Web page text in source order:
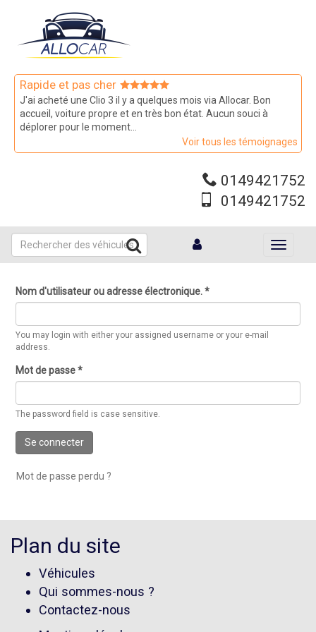
principal
Rapide et pas cher
J'ai acheté une Clio 3 il y a quelques mois via Allocar. Bon
accueil, voiture propre et en très bon état. Aucun souci à
déplorer pour le moment...
Voir tous les témoignages
0149421752
0149421752
Toggle
Nom d'utilisateur ou adresse électronique.*
You may login with either your assigned username or your e-mail
address.
Mot de passe*
The password field is case sensitive.
Se connecter
Mot de passe perdu ?
Plan du site
Véhicules
Qui sommes-nous ?
Contactez-nous